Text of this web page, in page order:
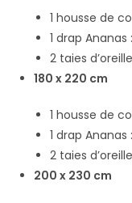
1 housse de
1 drap
2 taies
180 x 220 cm
1 housse de
1 drap
2 taies
200 x 230 cm